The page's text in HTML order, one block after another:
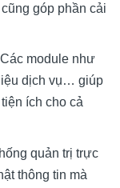
góp phần cải
module như
dịch vụ… giúp
ích cho cả
quản trị trực
thông tin mà